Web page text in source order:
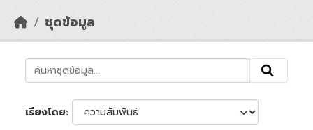
ชุดข้อมูล
เรียงโดย